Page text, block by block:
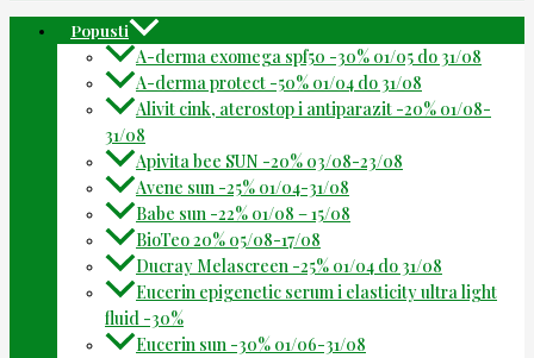
Popusti
A-derma exomega spf50 -30% 01/05 do 31/08
A-derma protect -50% 01/04 do 31/08
Alivit cink, aterostop i antiparazit -20% 01/08-
31/08
Apivita bee SUN -20% 03/08-23/08
Avene sun -25% 01/04-31/08
Babe sun -22% 01/08 – 15/08
BioTeo 20% 05/08-17/08
Ducray Melascreen -25% 01/04 do 31/08
Eucerin epigenetic serum i elasticity ultra light
fluid -30%
Eucerin sun -30% 01/06-31/08